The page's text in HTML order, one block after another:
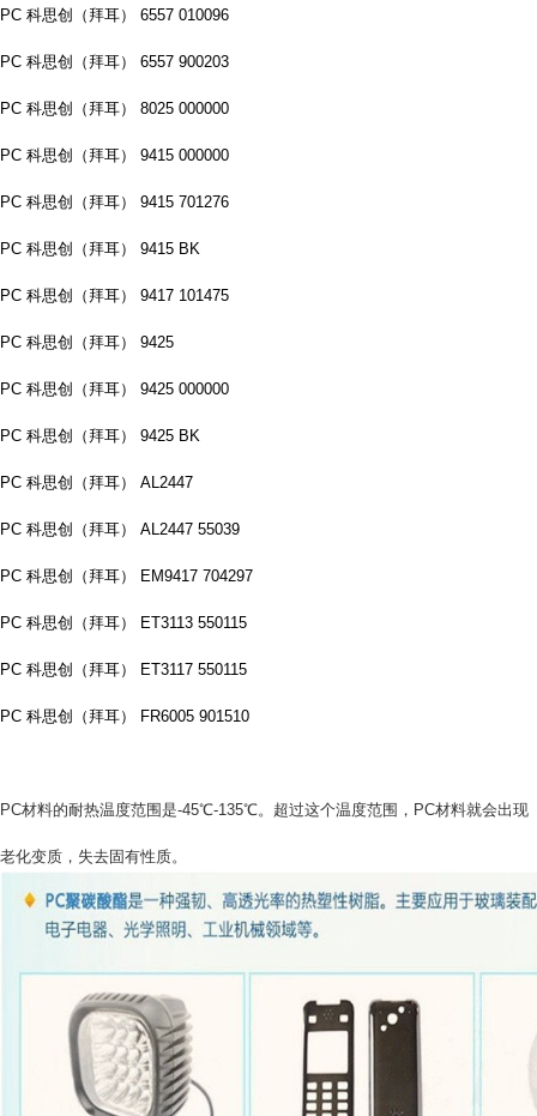
PC 科思创（拜耳） 6557 010096
PC 科思创（拜耳） 6557 900203
PC 科思创（拜耳） 8025 000000
PC 科思创（拜耳） 9415 000000
PC 科思创（拜耳） 9415 701276
PC 科思创（拜耳） 9415 BK
PC 科思创（拜耳） 9417 101475
PC 科思创（拜耳） 9425
PC 科思创（拜耳） 9425 000000
PC 科思创（拜耳） 9425 BK
PC 科思创（拜耳） AL2447
PC 科思创（拜耳） AL2447 55039
PC 科思创（拜耳） EM9417 704297
PC 科思创（拜耳） ET3113 550115
PC 科思创（拜耳） ET3117 550115
PC 科思创（拜耳） FR6005 901510
PC材料的耐热温度范围是-45℃-135℃。超过这个温度范围，PC材料就会出现
老化变质，失去固有性质。